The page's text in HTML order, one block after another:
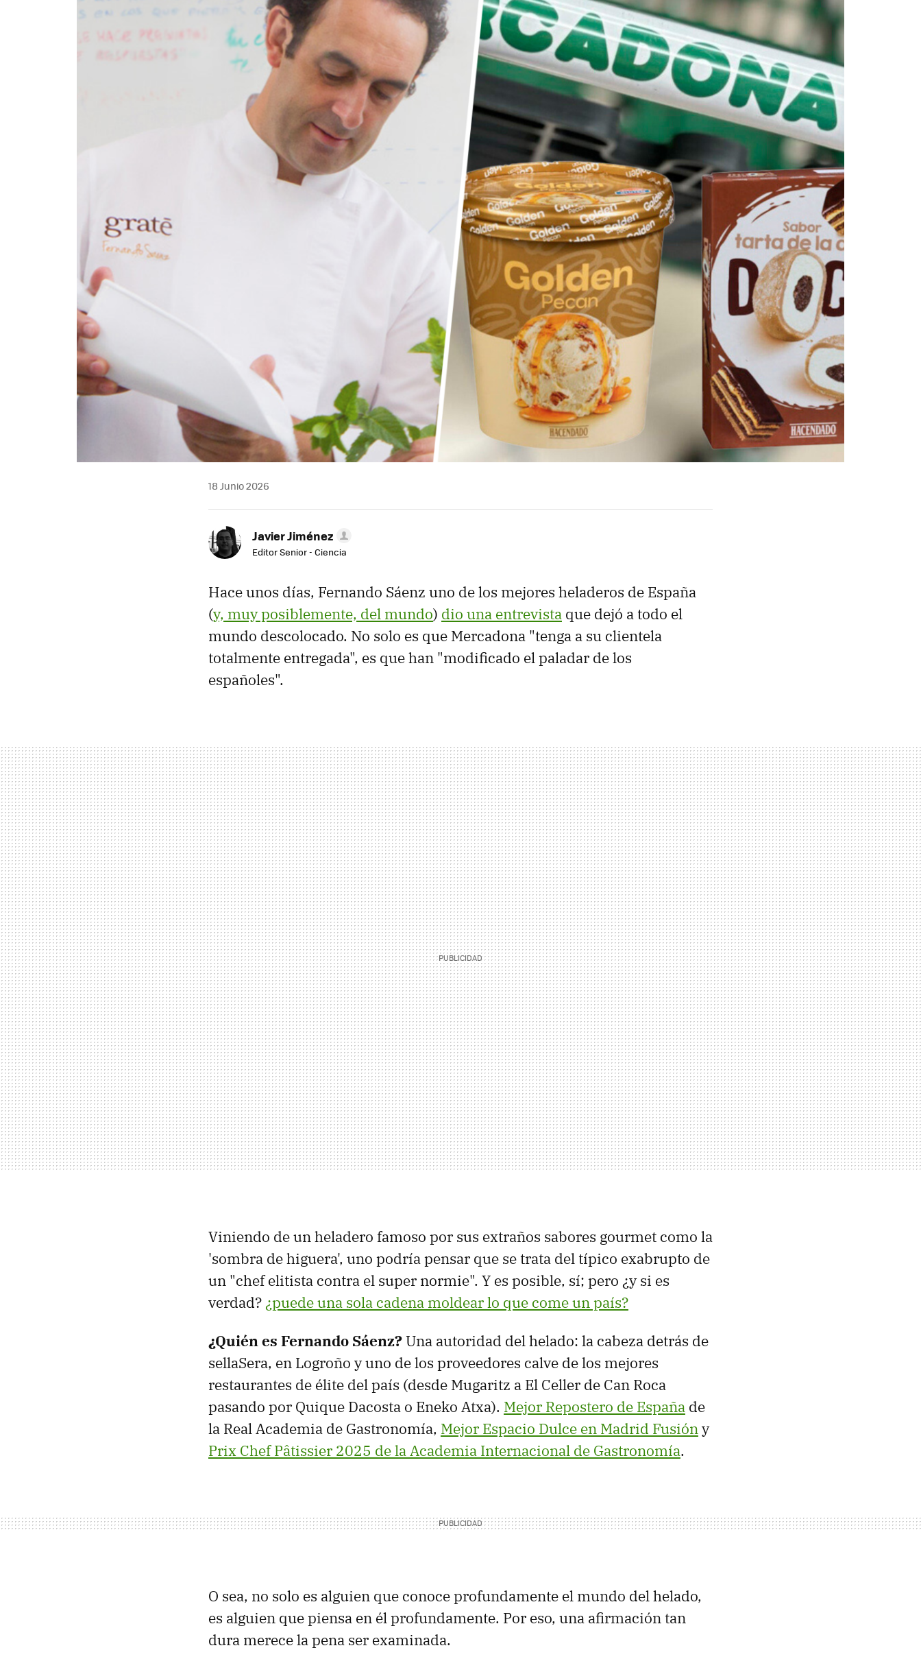
18 Junio 2026
Javier Jiménez
Editor Senior - Ciencia
Hace unos días, Fernando Sáenz uno de los mejores heladeros de España
(y, muy posiblemente, del mundo) dio una entrevista que dejó a todo el
mundo descolocado. No solo es que Mercadona "tenga a su clientela
totalmente entregada", es que han "modificado el paladar de los
españoles".
Viniendo de un heladero famoso por sus extraños sabores gourmet como la
'sombra de higuera', uno podría pensar que se trata del típico exabrupto de
un "chef elitista contra el super normie". Y es posible, sí; pero ¿y si es
verdad? ¿puede una sola cadena moldear lo que come un país?
¿Quién es Fernando Sáenz? Una autoridad del helado: la cabeza detrás de
sellaSera, en Logroño y uno de los proveedores calve de los mejores
restaurantes de élite del país (desde Mugaritz a El Celler de Can Roca
pasando por Quique Dacosta o Eneko Atxa). Mejor Repostero de España de
la Real Academia de Gastronomía, Mejor Espacio Dulce en Madrid Fusióny
Prix Chef Pâtissier 2025 de la Academia Internacional de Gastronomía.
O sea, no solo es alguien que conoce profundamente el mundo del helado,
es alguien que piensa en él profundamente. Por eso, una afirmación tan
dura merece la pena ser examinada.